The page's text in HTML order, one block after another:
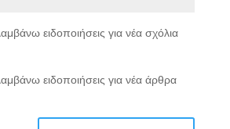
ειδοποιήσεις για νέα σχόλια
ειδοποιήσεις για νέα άρθρα